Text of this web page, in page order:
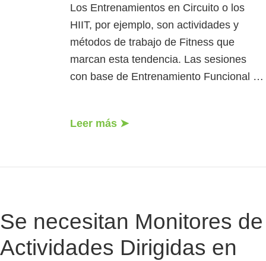
Los Entrenamientos en Circuito o los
HIIT, por ejemplo, son actividades y
métodos de trabajo de Fitness que
marcan esta tendencia. Las sesiones
con base de Entrenamiento Funcional …
Leer más ➤
Se necesitan Monitores de
Actividades Dirigidas en